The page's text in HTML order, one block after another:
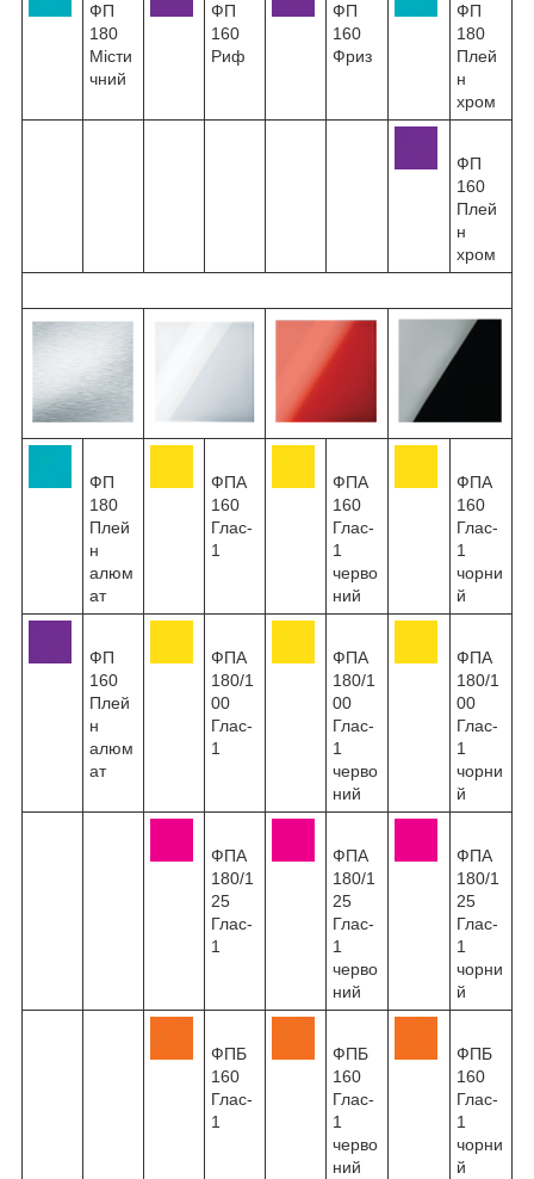
ФП
180
Місти
чний
ФП
160
Риф
ФП
160
Фриз
ФП
180
Плей
н
хром
ФП
160
Плей
н
хром
ФП
180
Плей
н
алюм
ат
ФПА
160
Глас-
1
ФПА
160
Глас-
1
черво
ний
ФПА
160
Глас-
1
чорни
й
ФП
160
Плей
н
алюм
ат
ФПА
180/1
00
Глас-
1
ФПА
180/1
00
Глас-
1
черво
ний
ФПА
180/1
00
Глас-
1
чорни
й
ФПА
180/1
25
Глас-
1
ФПА
180/1
25
Глас-
1
черво
ний
ФПА
180/1
25
Глас-
1
чорни
й
ФПБ
160
Глас-
1
ФПБ
160
Глас-
1
черво
ний
ФПБ
160
Глас-
1
чорни
й